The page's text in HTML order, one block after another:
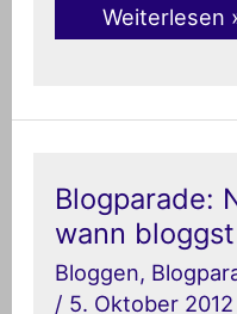
Weiterlesen
Blogparade:
wann
Bloggen,
/ 5. Oktober 2012
Blogparade:
oder
bloggst
Du?